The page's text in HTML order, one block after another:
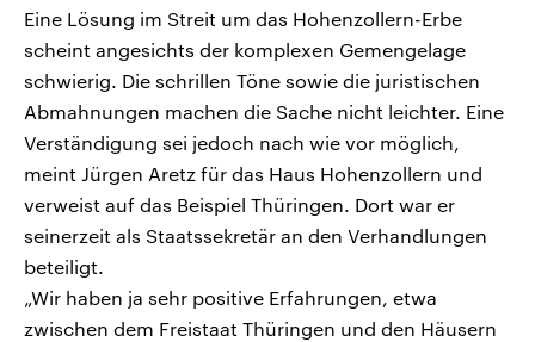
Eine Lösung im Streit um das Hohenzollern-Erbe
scheint angesichts der komplexen Gemengelage
schwierig. Die schrillen Töne sowie die juristischen
Abmahnungen machen die Sache nicht leichter. Eine
Verständigung sei jedoch nach wie vor möglich,
meint Jürgen Aretz für das Haus Hohenzollern und
verweist auf das Beispiel Thüringen. Dort war er
seinerzeit als Staatssekretär an den Verhandlungen
beteiligt.
„Wir haben ja sehr positive Erfahrungen, etwa
zwischen dem Freistaat Thüringen und den Häusern